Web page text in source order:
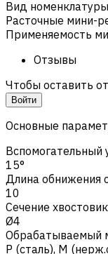
Вид номенклатуры
Расточные мини-
Применяемость
Отзывы
Чтобы оставить
Войти
Основные
Вспомогательный
15°
Длина обнижения
10
Сечение
Ø4
Обрабатываемый
Р (сталь), M